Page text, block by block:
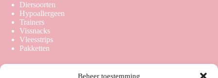
Beheer toestemming
Diersoorten
Hypoallergeen
Trainers
Vissnacks
Vleesstrips
Pakketten